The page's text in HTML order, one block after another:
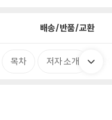
배송/반품/교환
목차 저자 소개